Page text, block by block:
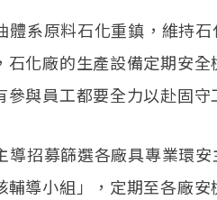
體系原料石化重鎮，維持
石化廠的生產設備定期安
參與員工都要全力以赴固守
導招募篩選各廠具專業環
輔導小組」，定期至各廠